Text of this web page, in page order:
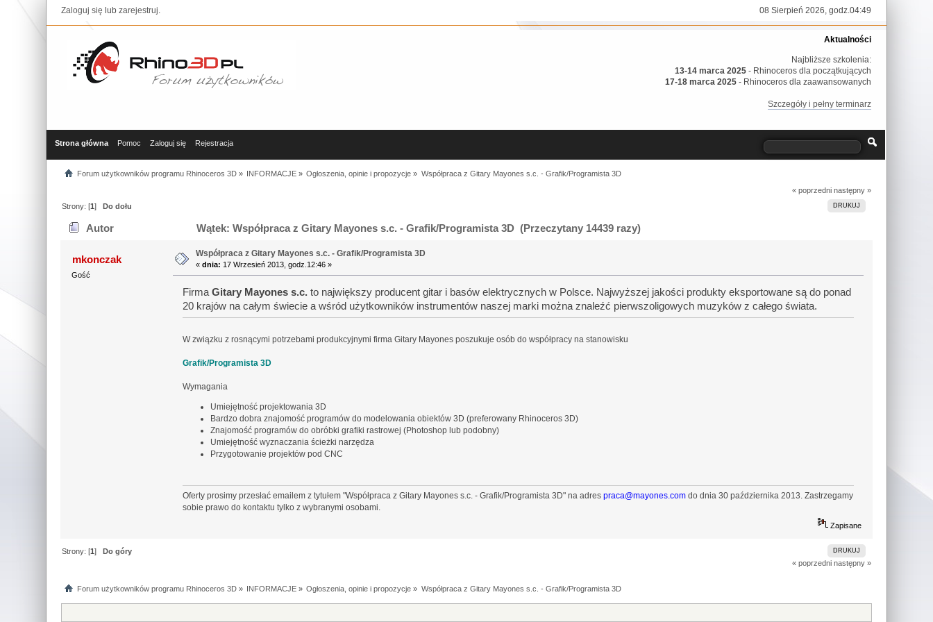
Zaloguj się lubzarejestruj. 08 Sierpień 2026, godz.04:49
Aktualności
Najbliższe szkolenia:
13-14 marca 2025 - Rhinoceros dla początkujących
17-18 marca 2025 - Rhinoceros dla zaawansowanych
Szczegóły i pełny terminarz
Strona główna Pomoc Zaloguj się Rejestracja
Forum użytkowników programu Rhinoceros 3D» INFORMACJE » Ogłoszenia, opinie i propozycje » Współpraca z Gitary Mayones s.c. - Grafik/Programista 3D
« poprzedni następny »
DRUKUJ
Strony: [1]Do dołu
Autor Wątek: Współpraca z Gitary Mayones s.c. - Grafik/Programista 3D (Przeczytany 14439 razy)
mkonczak
Gość
Współpraca z Gitary Mayones s.c. - Grafik/Programista 3D
« dnia: 17 Wrzesień 2013, godz.12:46 »
FirmaGitary Mayones s.c.to największy producent gitar i basów elektrycznych w Polsce. Najwyższej jakości produkty eksportowane są do ponad
20 krajów na całym świecie a wśród użytkowników instrumentów naszej marki można znaleźć pierwszoligowych muzyków z całego świata.
W związku z rosnącymi potrzebami produkcyjnymi firma Gitary Mayones poszukuje osób do współpracy na stanowisku
Grafik/Programista 3D
Wymagania
Umiejętność projektowania 3D
Bardzo dobra znajomość programów do modelowania obiektów 3D (preferowany Rhinoceros 3D)
Znajomość programów do obróbki grafiki rastrowej (Photoshop lub podobny)
Umiejętność wyznaczania ścieżki narzędza
Przygotowanie projektów pod CNC
Oferty prosimy przesłać emailem z tytułem "Współpraca z Gitary Mayones s.c. - Grafik/Programista 3D" na adrespraca@mayones.com do dnia 30 października 2013. Zastrzegamy
sobie prawo do kontaktu tylko z wybranymi osobami.
Zapisane
DRUKUJ
Strony: [1]Do góry
« poprzedni następny »
Forum użytkowników programu Rhinoceros 3D» INFORMACJE » Ogłoszenia, opinie i propozycje » Współpraca z Gitary Mayones s.c. - Grafik/Programista 3D